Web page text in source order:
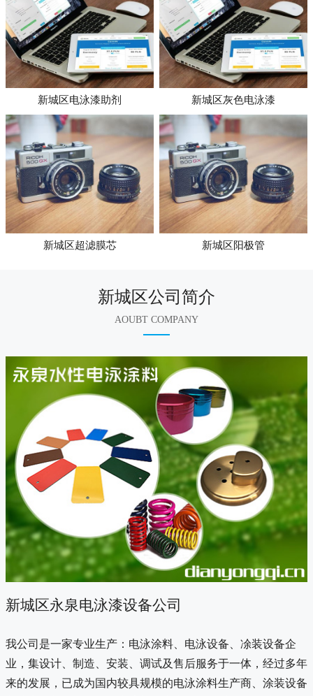
新城区电泳漆助剂 新城区灰色电泳漆
新城区超滤膜芯 新城区阳极管
新城区公司简介
AOUBT COMPANY
新城区永泉电泳漆设备公司
我公司是一家专业生产：电泳涂料、电泳设备、凃装设备企
业，集设计、制造、安装、调试及售后服务于一体，经过多年
来的发展，已成为国内较具规模的电泳涂料生产商、涂装设备